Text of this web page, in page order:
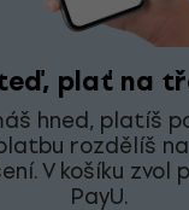
plať na
hned, platíš
rozdělíš
V košíku zvol
PayU.